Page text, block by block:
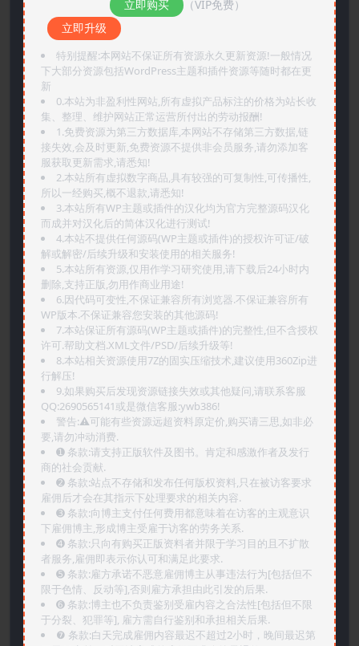
立即购买
（VIP免费）
立即升级
特别提醒:本网站不保证所有资源永久更新资源!一般情况
下大部分资源包括WordPress主题和插件资源等随时都在更
新
0.本站为非盈利性网站,所有虚拟产品标注的价格为站长收
集、整理、维护网站正常运营所付出的劳动报酬!
1.免费资源为第三方数据库,本网站不存储第三方数据,链
接失效,会及时更新,免费资源不提供非会员服务,请勿添加客
服获取更新需求,请悉知!
2.本站所有虚拟数字商品,具有较强的可复制性,可传播性,
所以一经购买,概不退款,请悉知!
3.本站所有WP主题或插件的汉化均为官方完整源码汉化
而成并对汉化后的简体汉化进行测试!
4.本站不提供任何源码(WP主题或插件)的授权许可证/破
解或解密/后续升级和安装使用的相关服务!
5.本站所有资源,仅用作学习研究使用,请下载后24小时内
删除,支持正版,勿用作商业用途!
6.因代码可变性,不保证兼容所有浏览器.不保证兼容所有
WP版本.不保证兼容您安装的其他源码!
7.本站保证所有源码(WP主题或插件)的完整性,但不含授权
许可.帮助文档.XML文件/PSD/后续升级等!
8.本站相关资源使用7Z的固实压缩技术,建议使用360Zip进
行解压!
9.如果购买后发现资源链接失效或其他疑问,请联系客服
QQ:2690565141或是微信客服:ywb386!
警告:⚠️可能有些资源远超资料原定价,购买请三思,如非必
要,请勿冲动消费.
➊️ 条款:请支持正版软件及图书。肯定和感激作者及发行
商的社会贡献.
➋️ 条款:站点不存储和发布任何版权资料,只在被访客要求
雇佣后才会在其指示下处理要求的相关内容.
➌️ 条款:向博主支付任何费用都意味着在访客的主观意识
下雇佣博主,形成博主受雇于访客的劳务关系.
➍️ 条款:只向有购买正版资料者并限于学习目的且不扩散
者服务,雇佣即表示你认可和满足此要求.
➎ 条款:雇方承诺不恶意雇佣博主从事违法行为[包括但不
限于色情、反动等],否则雇方承担由此引发的后果.
➏️ 条款:博主也不负责鉴别受雇内容之合法性[包括但不限
于分裂、犯罪等], 雇方需自行鉴别和承担相关后果.
❼ 条款:白天完成雇佣内容最迟不超过2小时，晚间最迟第